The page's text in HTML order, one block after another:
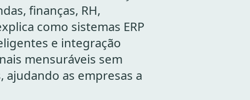
finanças, RH,
como sistemas ERP
e integração
mensuráveis sem
as empresas a